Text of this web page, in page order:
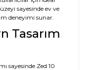
sayesinde ev ve
deneyimi sunar.
Tasarım
sayesinde Zed 10